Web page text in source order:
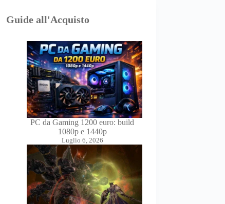
Guide all'Acquisto
PC da Gaming 1200 euro: build
1080p e 1440p
Luglio 6, 2026